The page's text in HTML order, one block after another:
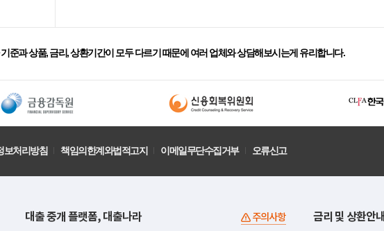
준과 상품, 금리, 상환기간이 모두 다르기 때문에 여러 업체와 상담해보시는게 유리합니다.
보처리방침 책임의한계와법적고지 이메일무단수집거부 오류신고
대출 중개 플랫폼, 대출나라 주의사항 금리 및 상환안내